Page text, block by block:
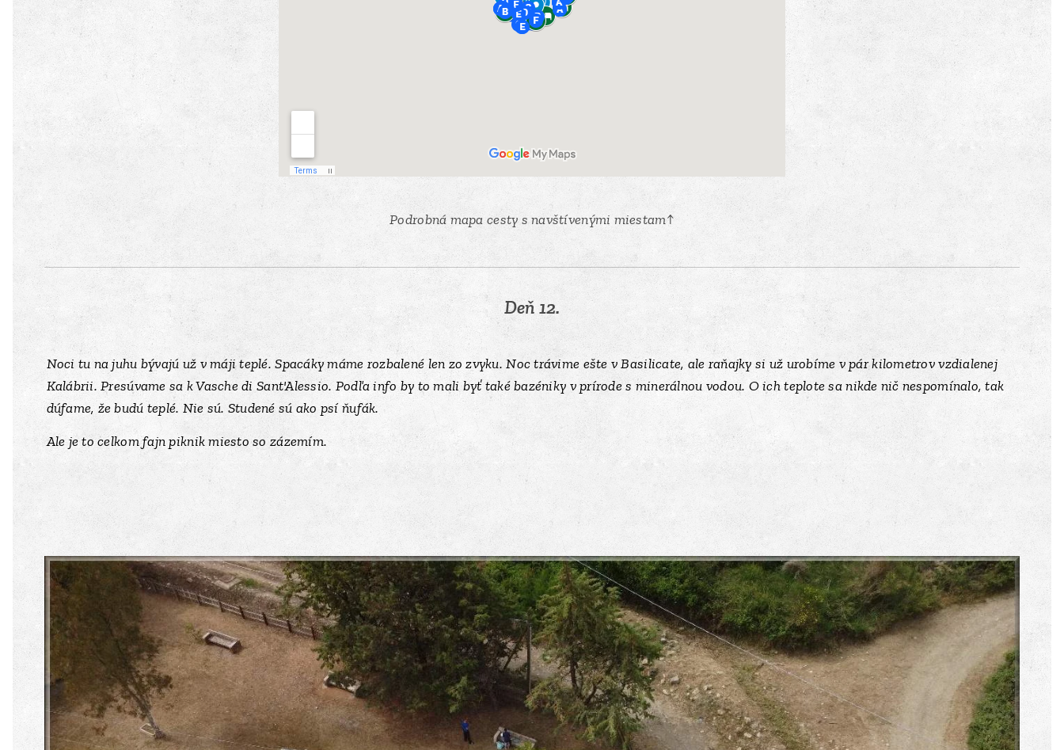
Podrobná mapa cesty s navštívenými miestam↑
Deň 12.
Noci tu na juhu bývajú už v máji teplé. Spacáky máme rozbalené len zo zvyku. Noc trávime ešte v Basilicate, ale raňajky si už urobíme v pár kilometrov vzdialenej
Kalábrii. Presúvame sa kVasche di Sant'Alessio. Podľa info by to mali byť také bazéniky v prírode s minerálnou vodou. O ich teplote sa nikde nič nespomínalo, tak
dúfame, že budú teplé. Nie sú. Studené sú ako psí ňufák.
Ale je to celkom fajn piknik miesto so zázemím.